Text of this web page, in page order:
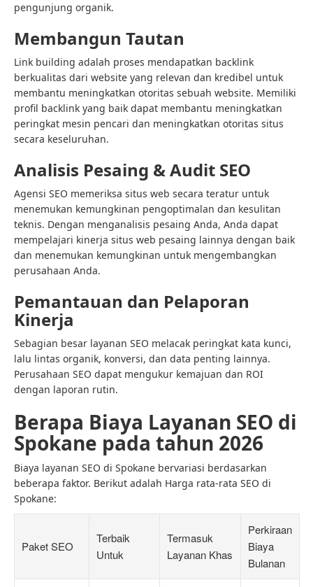
pengunjung organik.
Membangun Tautan
Link building adalah proses mendapatkan backlink
berkualitas dari website yang relevan dan kredibel untuk
membantu meningkatkan otoritas sebuah website. Memiliki
profil backlink yang baik dapat membantu meningkatkan
peringkat mesin pencari dan meningkatkan otoritas situs
secara keseluruhan.
Analisis Pesaing & Audit SEO
Agensi SEO memeriksa situs web secara teratur untuk
menemukan kemungkinan pengoptimalan dan kesulitan
teknis. Dengan menganalisis pesaing Anda, Anda dapat
mempelajari kinerja situs web pesaing lainnya dengan baik
dan menemukan kemungkinan untuk mengembangkan
perusahaan Anda.
Pemantauan dan Pelaporan
Kinerja
Sebagian besar layanan SEO melacak peringkat kata kunci,
lalu lintas organik, konversi, dan data penting lainnya.
Perusahaan SEO dapat mengukur kemajuan dan ROI
dengan laporan rutin.
Berapa Biaya Layanan SEO di
Spokane pada tahun 2026
Biaya layanan SEO di Spokane bervariasi berdasarkan
beberapa faktor. Berikut adalah Harga rata-rata SEO di
Spokane:
Paket SEO
Terbaik
Untuk
Termasuk
Layanan Khas
Perkiraan
Biaya
Bulanan